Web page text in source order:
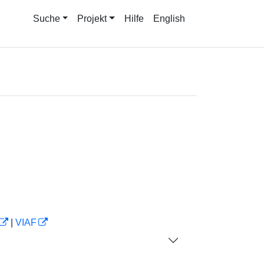
Suche Projekt Hilfe English
VIAF